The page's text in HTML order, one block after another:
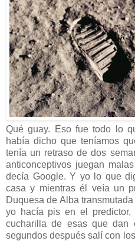
Qué guay. Eso fue todo lo
había dicho que teníamos
tenía un retraso de dos
anticonceptivos juegan
decía Google. Y yo lo que
casa y mientras él veía un
Duquesa de Alba
yo hacía pis en el
cucharilla de esas que dan
segundos después salí con